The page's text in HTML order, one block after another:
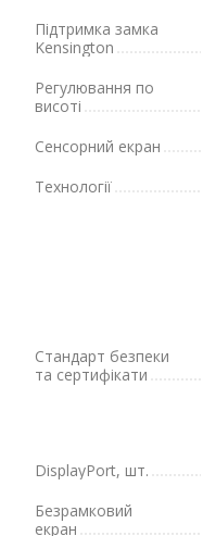
Підтримка замка
Kensington
Регулювання по
висоті
Сенсорний екран
Технології
Cтандарт безпеки
та сертифікати
DisplayPort, шт.
Безрамковий
екран